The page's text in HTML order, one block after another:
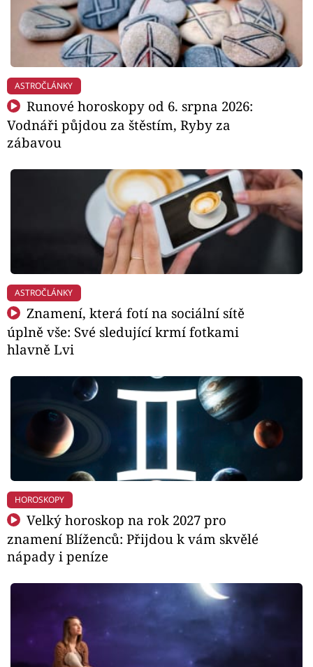
ASTROČLÁNKY
Runové horoskopy od 6. srpna 2026:
Vodnáři půjdou za štěstím, Ryby za
zábavou
ASTROČLÁNKY
Znamení, která fotí na sociální sítě
úplně vše: Své sledující krmí fotkami
hlavně Lvi
HOROSKOPY
Velký horoskop na rok 2027 pro
znamení Blíženců: Přijdou k vám skvělé
nápady i peníze